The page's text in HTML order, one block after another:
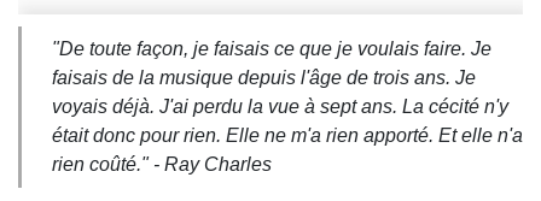
"De toute façon, je faisais ce que je voulais faire. Je
faisais de la musique depuis l'âge de trois ans. Je
voyais déjà. J'ai perdu la vue à sept ans. La cécité n'y
était donc pour rien. Elle ne m'a rien apporté. Et elle n'a
rien coûté." - Ray Charles